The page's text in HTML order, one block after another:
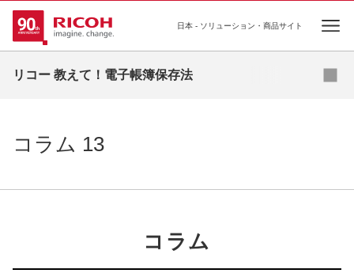
日本 - ソリューション・商品サイト
リコー 教えて！電子帳簿保存法
FAQ
対策紹介
コラム 13
コラム